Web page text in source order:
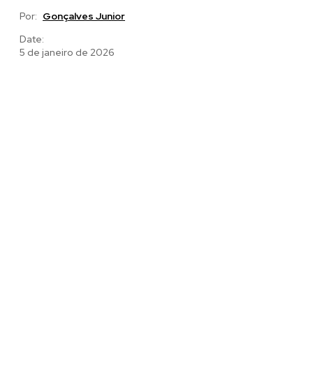
Por: Gonçalves Junior
Date:
5 de janeiro de 2026